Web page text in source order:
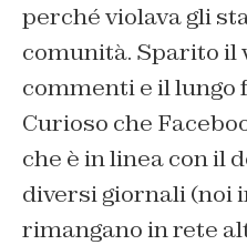
perché violava gli
comunità. Sparito il
commenti e il lungo
Curioso che
che è in linea con il
diversi giornali (noi
rimangano in rete